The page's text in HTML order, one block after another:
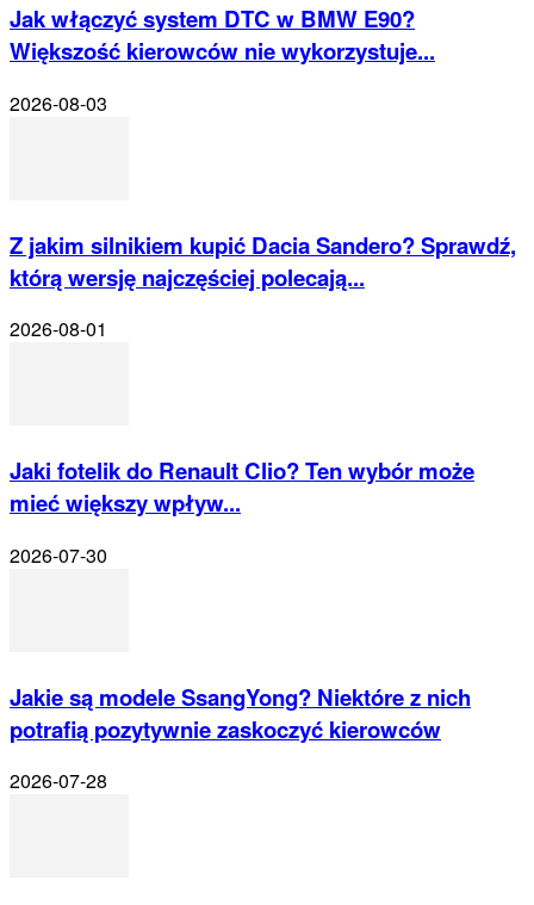
Jak włączyć system DTC w BMW E90?
Większość kierowców nie wykorzystuje...
2026-08-03
Z jakim silnikiem kupić Dacia Sandero? Sprawdź,
którą wersję najczęściej polecają...
2026-08-01
Jaki fotelik do Renault Clio? Ten wybór może
mieć większy wpływ...
2026-07-30
Jakie są modele SsangYong? Niektóre z nich
potrafią pozytywnie zaskoczyć kierowców
2026-07-28